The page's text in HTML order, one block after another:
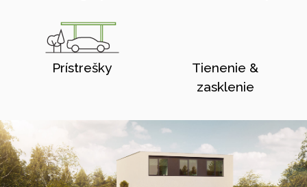
Prístrešky
Tienenie &
zasklenie